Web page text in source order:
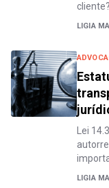
cliente?
LIGIA
Lei
LIGIA